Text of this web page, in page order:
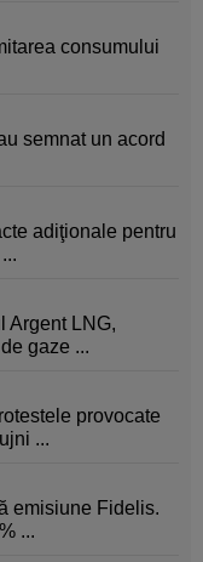
consumului
semnat un acord
adiţionale pentru
Argent LNG,
gaze ...
provocate
...
emisiune Fidelis.
...